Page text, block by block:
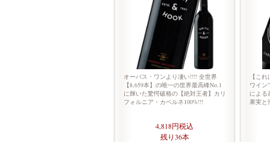
オーパス・ワンより凄い!!!! 全世界
【8,659本】の唯一の世界最高峰No.1
に輝いた驚愕破格の【絶対王者】カリ
フォルニア・カベルネ100%!!!
4,818円税込
残り36本
【こ
ワイン
による
果実と